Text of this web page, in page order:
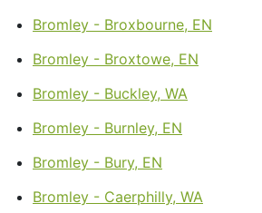
Bromley - Broxbourne, EN
Bromley - Broxtowe, EN
Bromley - Buckley, WA
Bromley - Burnley, EN
Bromley - Bury, EN
Bromley - Caerphilly, WA